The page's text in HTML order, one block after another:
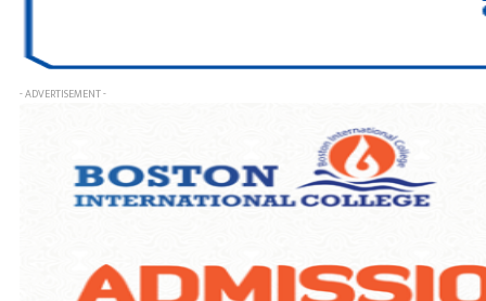
- ADVERTISEMENT -